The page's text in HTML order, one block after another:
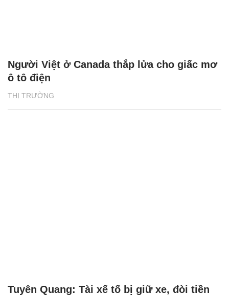
THỊ TRƯỜNG
Người Việt ở Canada thắp lửa cho giấc mơ
ô tô điện
Tuyên Quang: Tài xế tố bị giữ xe, đòi tiền